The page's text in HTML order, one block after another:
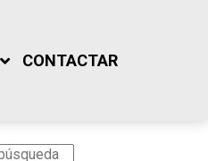
CONTACTAR